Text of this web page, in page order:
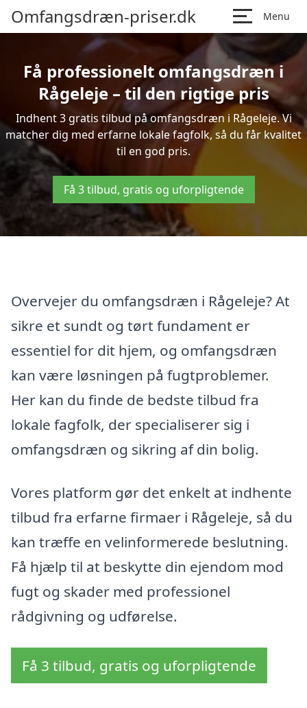
Omfangsdræn-priser.dk Menu
Få professionelt omfangsdræn i
Rågeleje – til den rigtige pris
Indhent 3 gratis tilbud på omfangsdræn i Rågeleje. Vi
matcher dig med erfarne lokale fagfolk, så du får kvalitet
til en god pris.
Få 3 tilbud, gratis og uforpligtende
Overvejer du omfangsdræn i Rågeleje? At
sikre et sundt og tørt fundament er
essentiel for dit hjem, og omfangsdræn
kan være løsningen på fugtproblemer.
Her kan du finde de bedste tilbud fra
lokale fagfolk, der specialiserer sig i
omfangsdræn og sikring af din bolig.
Vores platform gør det enkelt at indhente
tilbud fra erfarne firmaer i Rågeleje, så du
kan træffe en velinformerede beslutning.
Få hjælp til at beskytte din ejendom mod
fugt og skader med professionel
rådgivning og udførelse.
Få 3 tilbud, gratis og uforpligtende